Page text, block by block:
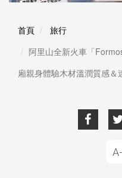
首頁
旅行
阿里山全新火車「
廂親身體驗木材溫潤質感＆